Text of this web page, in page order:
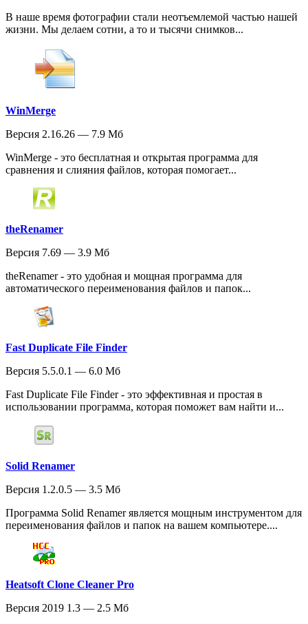
В наше время фотографии стали неотъемлемой частью нашей
жизни. Мы делаем сотни, а то и тысячи снимков...
WinMerge
Версия 2.16.26 — 7.9 Мб
WinMerge - это бесплатная и открытая программа для
сравнения и слияния файлов, которая помогает...
theRenamer
Версия 7.69 — 3.9 Мб
theRenamer - это удобная и мощная программа для
автоматического переименования файлов и папок...
Fast Duplicate File Finder
Версия 5.5.0.1 — 6.0 Мб
Fast Duplicate File Finder - это эффективная и простая в
использовании программа, которая поможет вам найти и...
Solid Renamer
Версия 1.2.0.5 — 3.5 Мб
Программа Solid Renamer является мощным инструментом для
переименования файлов и папок на вашем компьютере....
Heatsoft Clone Cleaner Pro
Версия 2019 1.3 — 2.5 Мб